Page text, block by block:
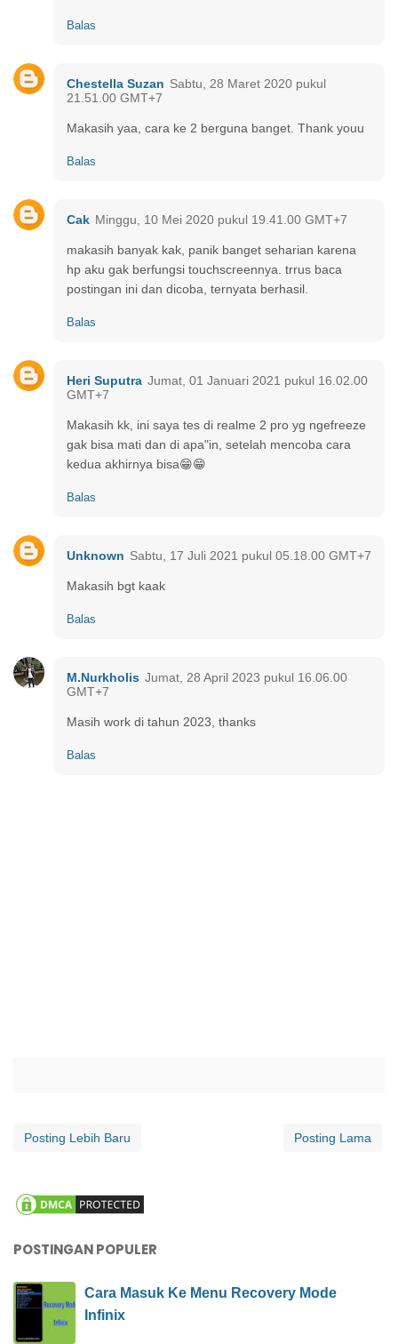
Balas
Chestella Suzan Sabtu, 28 Maret 2020 pukul
21.51.00 GMT+7
Makasih yaa, cara ke 2 berguna banget. Thank youu
Balas
Cak Minggu, 10 Mei 2020 pukul 19.41.00 GMT+7
makasih banyak kak, panik banget seharian karena
hp aku gak berfungsi touchscreennya. trrus baca
postingan ini dan dicoba, ternyata berhasil.
Balas
Heri Suputra Jumat, 01 Januari 2021 pukul 16.02.00
GMT+7
Makasih kk, ini saya tes di realme 2 pro yg ngefreeze
gak bisa mati dan di apa"in, setelah mencoba cara
kedua akhirnya bisa😁😁
Balas
Unknown Sabtu, 17 Juli 2021 pukul 05.18.00 GMT+7
Makasih bgt kaak
Balas
M.Nurkholis Jumat, 28 April 2023 pukul 16.06.00
GMT+7
Masih work di tahun 2023, thanks
Balas
Posting Lebih Baru Posting Lama
POSTINGAN POPULER
Cara Masuk Ke Menu Recovery Mode
Infinix